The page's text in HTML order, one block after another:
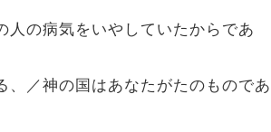
の病気をいやしていたからであ
／神の国はあなたがたのものであ